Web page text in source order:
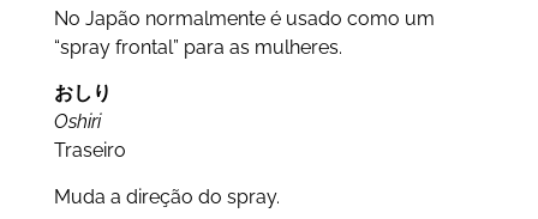
No Japão normalmente é usado como um
“spray frontal” para as mulheres.
おしり
Oshiri
Traseiro
Muda a direção do spray.